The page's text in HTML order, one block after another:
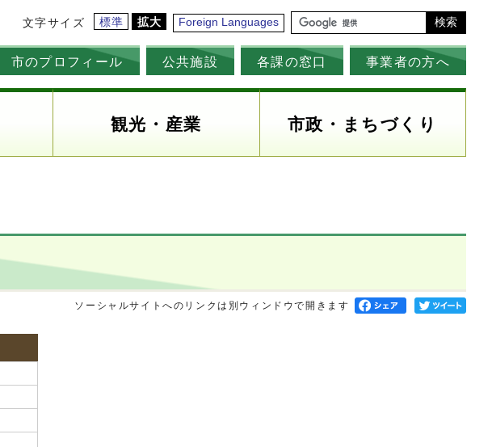
文字サイズ 標準 拡大 Foreign Languages 検索
市のプロフィール 公共施設 各課の窓口 事業者の方へ
観光・産業 市政・まちづくり
ソーシャルサイトへのリンクは別ウィンドウで開きます